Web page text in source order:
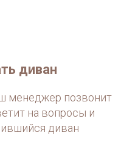
диван
менеджер позвонит
на вопросы и
диван